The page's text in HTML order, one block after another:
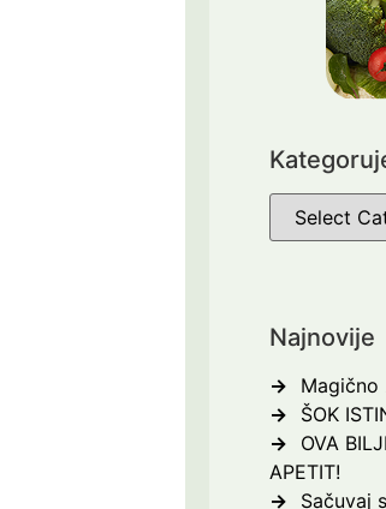
Najnovije
Magično
ŠOK
OVA
APETIT!
Sačuvaj